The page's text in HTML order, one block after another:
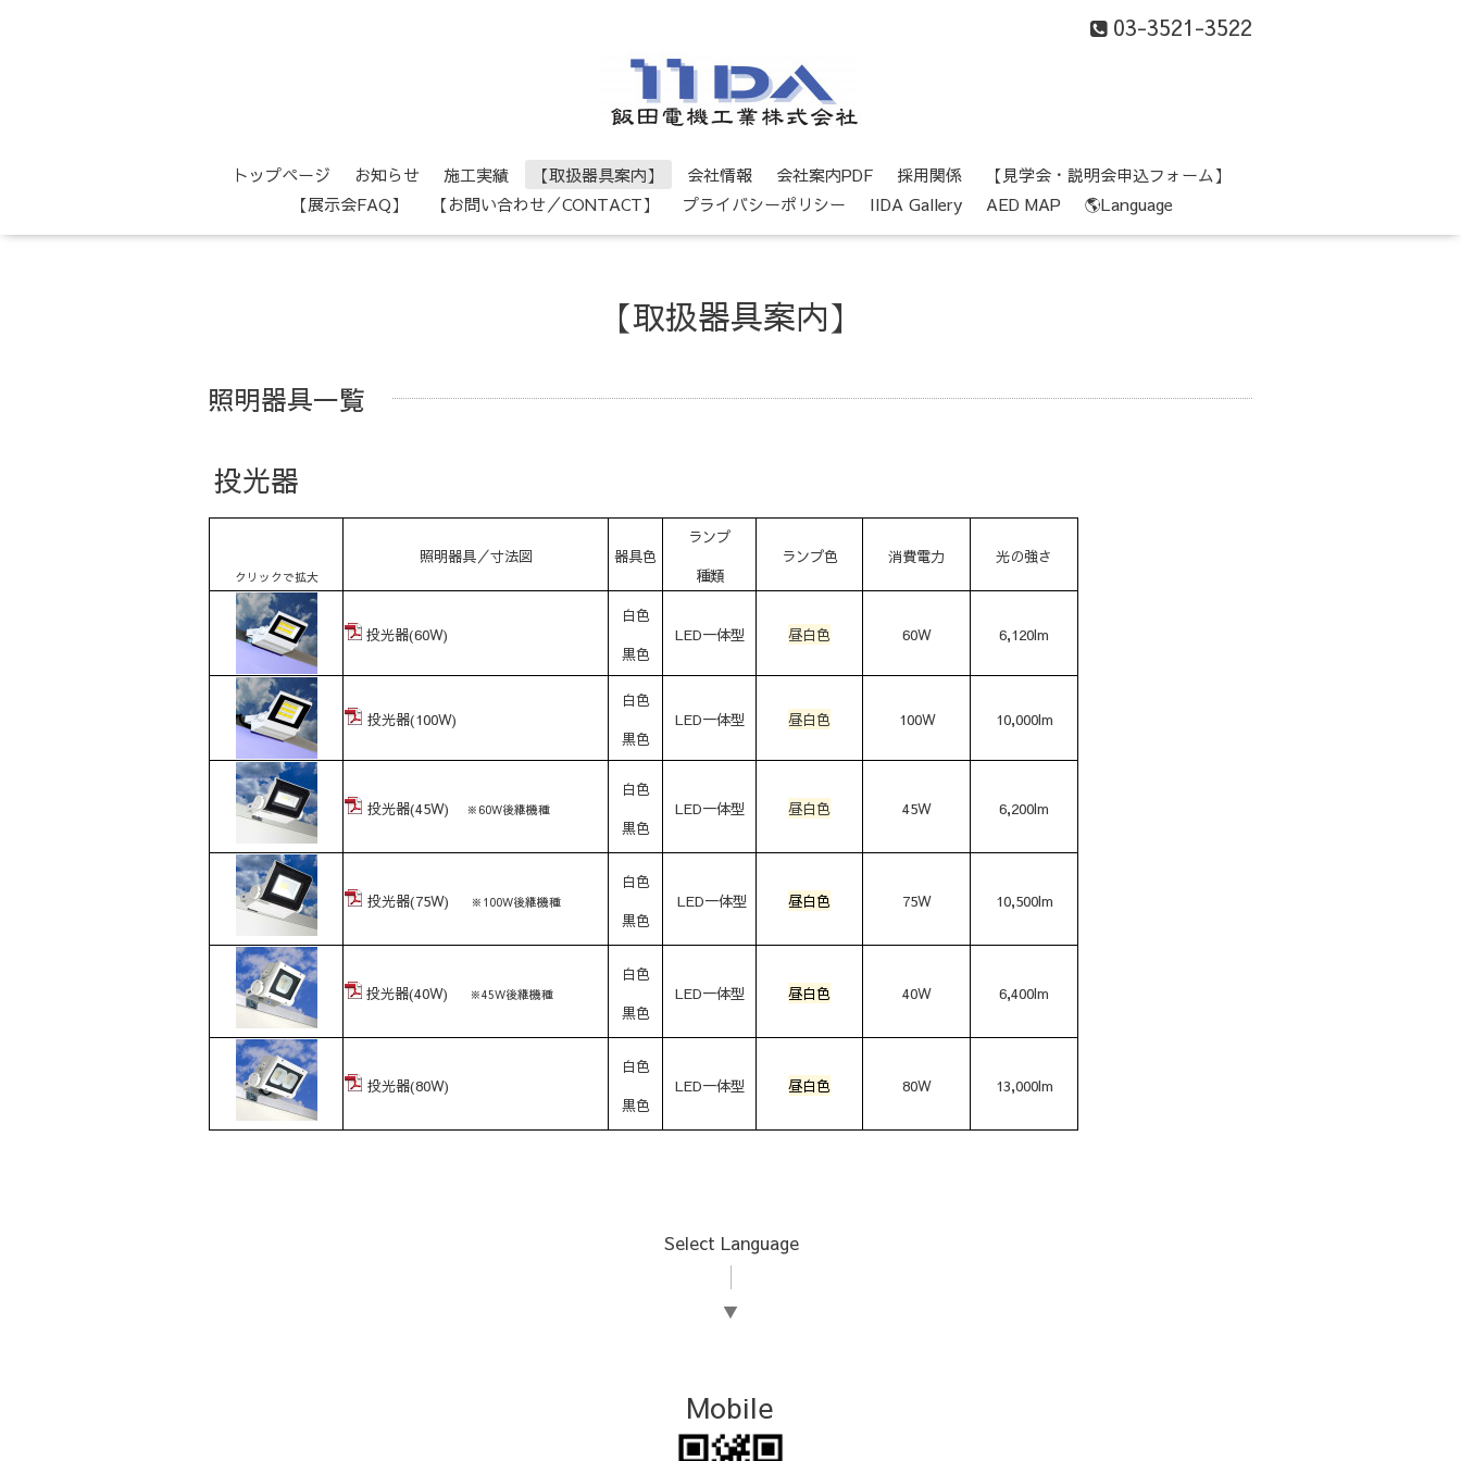
03-3521-3522
トップページ お知らせ 施工実績 【取扱器具案内】 会社情報 会社案内PDF 採用関係
【見学会・説明会申込フォーム】
【展示会FAQ】
【お問い合わせ／CONTACT】 プライバシーポリシー IIDA Gallery AED MAP 🌎Language
【取扱器具案内】
照明器具一覧
投光器
クリック で拡大
照明器具／寸法図 器具色
ランプ
種類
ランプ色 消費電力 光の強さ
投光器(60W)
白色
黒色
LED一体型 昼白色 60W 6,120lm
投光器(100W)
白色
黒色
LED一体型 昼白色 100W 10,000lm
投光器(45W) ※60W後継機種
白色
黒色
LED一体型 昼白色 45W 6,200lm
投光器(75W) ※100W後継機種
白色
黒色
LED一体型 昼白色 75W 10,500lm
投光器(40W) ※45W後継機種
白色
黒色
LED一体型 昼白色 40W 6,400lm
投光器(80W)
白色
黒色
LED一体型 昼白色 80W 13,000lm
Select Language
▼
Mobile